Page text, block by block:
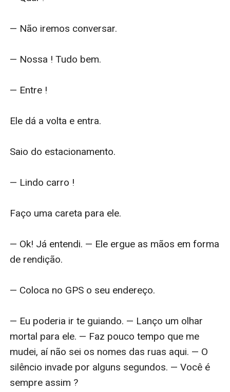
— Não iremos conversar.
— Nossa ! Tudo bem.
— Entre !
Ele dá a volta e entra.
Saio do estacionamento.
— Lindo carro !
Faço uma careta para ele.
— Ok! Já entendi. — Ele ergue as mãos em forma
de rendição.
— Coloca no GPS o seu endereço.
— Eu poderia ir te guiando. — Lanço um olhar
mortal para ele. — Faz pouco tempo que me
mudei, aí não sei os nomes das ruas aqui. — O
silêncio invade por alguns segundos. — Você é
sempre assim ?